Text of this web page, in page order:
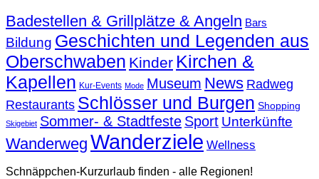
Badestellen & Grillplätze & Angeln Bars
Bildung Geschichten und Legenden aus
Oberschwaben Kinder Kirchen &
Kapellen Kur-Events Mode Museum News Radweg
Restaurants Schlösser und Burgen Shopping
Skigebiet Sommer- & Stadtfeste Sport Unterkünfte
Wanderweg Wanderziele Wellness
Schnäppchen-Kurzurlaub finden - alle Regionen!